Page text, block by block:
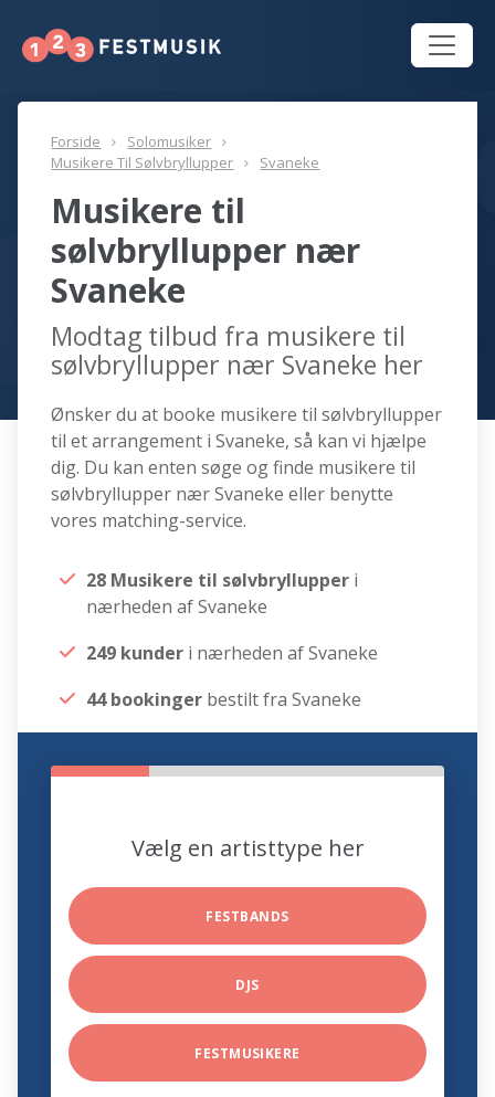
Forside
Solomusiker
Musikere Til Sølvbryllupper
Svaneke
Musikere til
sølvbryllupper nær
Svaneke
Modtag tilbud fra musikere til
sølvbryllupper nær Svaneke her
Ønsker du at booke musikere til sølvbryllupper
til et arrangement i Svaneke, så kan vi hjælpe
dig. Du kan enten søge og finde musikere til
sølvbryllupper nær Svaneke eller benytte
vores matching-service.
28 Musikere til sølvbryllupper i
nærheden af Svaneke
249 kunder i nærheden af Svaneke
44 bookinger bestilt fra Svaneke
Vælg en artisttype her
FESTBANDS
DJS
FESTMUSIKERE